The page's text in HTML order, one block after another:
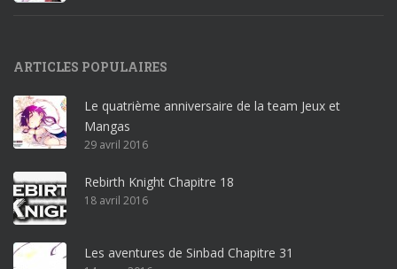
1
r
o
ff
i
c
e
3
ARTICLES POPULAIRES
Le quatrième anniversaire de la team Jeux et
Mangas
29 avril 2016
Rebirth Knight Chapitre 18
18 avril 2016
Les aventures de Sinbad Chapitre 31